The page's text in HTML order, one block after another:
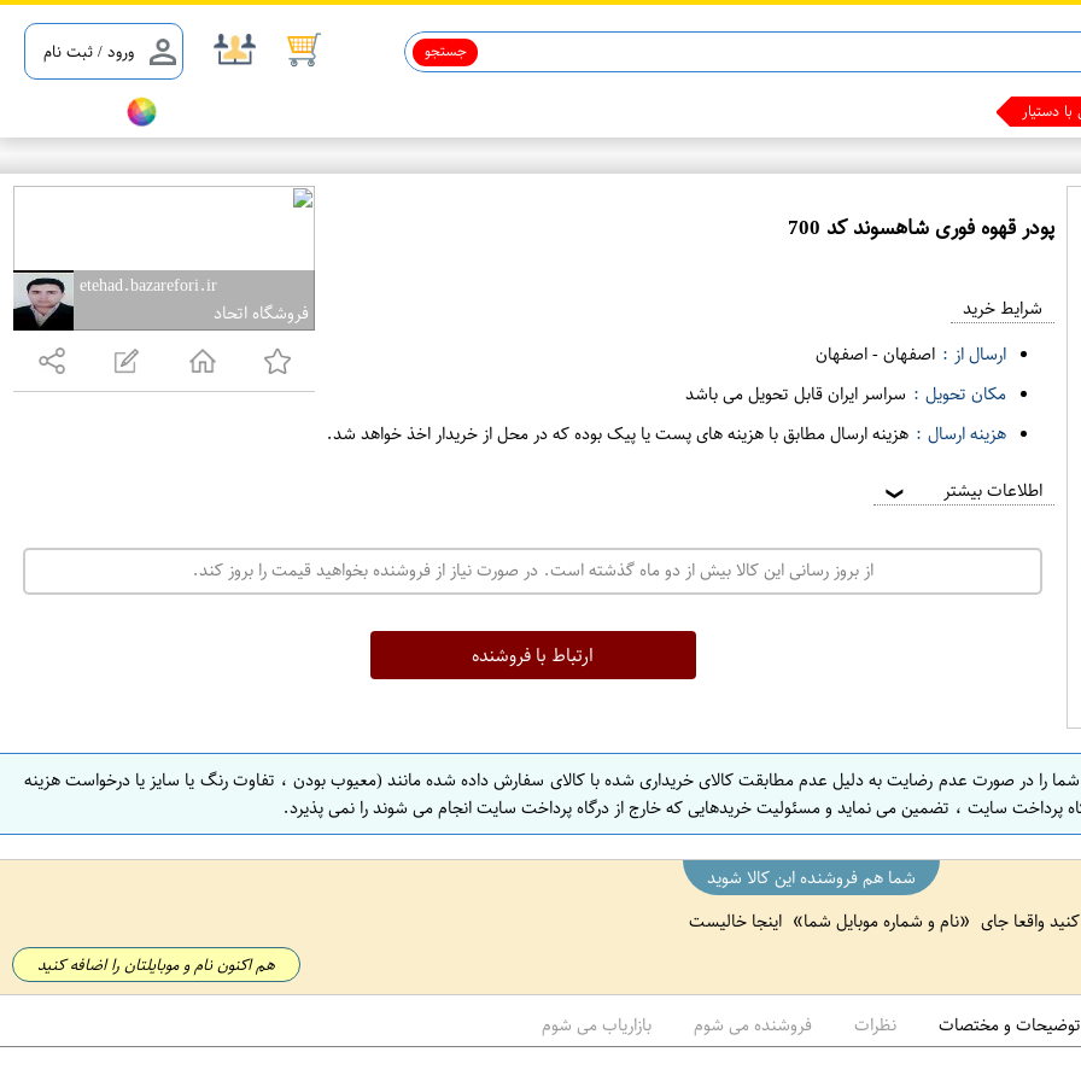
ورود / ثبت نام جستجو
با دستیار هوش مصنوع
etehad.bazarefori.ir
فروشگاه اتحاد
پودر قهوه فوری شاهسوند کد 700
ف
و
ت
ه
ص
ف
ه
ا
ن
ا
ف
ه
شرایط خرید
ارسال از : اصفهان-اصفهان
مکان تحویل : سراسر ایران قابل تحویل می باشد
هزینه ارسال : هزینه ارسال مطابق با هزینه های پست یا پیک بوده که در محل از خریدار اخذ خواهد شد.
اطلاعات بیشتر ❯
از بروز رسانی این کالا بیش از دو ماه گذشته است. در صورت نیاز از فروشنده بخواهید قیمت را بروز کند.
ارتباط با فروشنده
شما را در صورت عدم رضایت به دلیل عدم مطابقت کالای خریداری شده با کالای سفارش داده شده مانند (معیوب بودن ، تفاوت رنگ یا سایز یا درخواست هزینه
پرداخت سایت ، تضمین می نماید و مسئولیت خریدهایی که خارج از درگاه پرداخت سایت انجام می شوند را نمی پذیرد.
شما هم فروشنده این کالا شوید
واقعا جای
نام و شماره موبایل شما اینجا خالیست
هم اکنون نام و موبایلتان را اضافه کنید
توضیحات و مختصات نظرات فروشنده می شوم بازاریاب می شوم